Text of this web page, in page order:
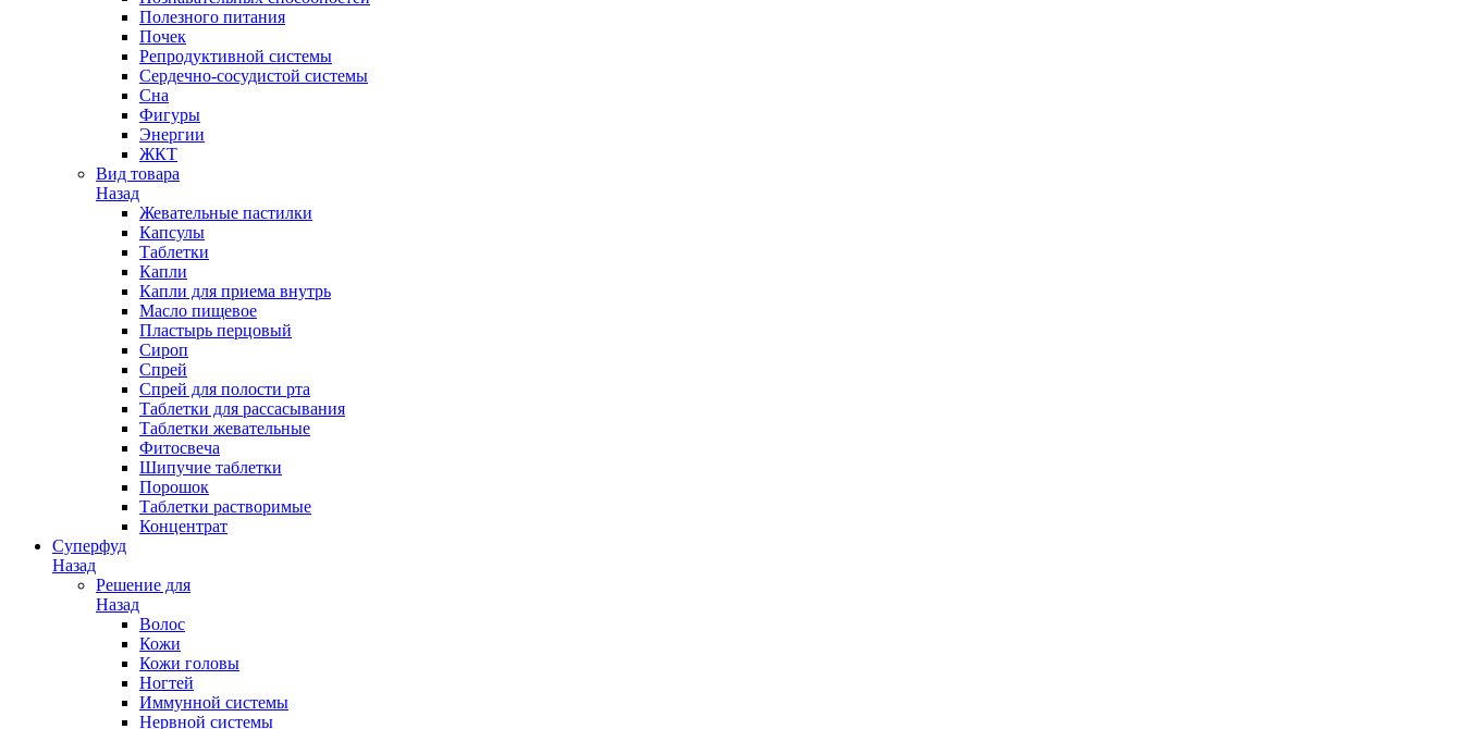
Полезного питания
Почек
Репродуктивной системы
Сердечно-сосудистой системы
Сна
Фигуры
Энергии
ЖКТ
Вид товара
Назад
Жевательные пастилки
Капсулы
Таблетки
Капли
Капли для приема внутрь
Масло пищевое
Пластырь перцовый
Сироп
Спрей
Спрей для полости рта
Таблетки для рассасывания
Таблетки жевательные
Фитосвеча
Шипучие таблетки
Порошок
Таблетки растворимые
Концентрат
Суперфуд
Назад
Решение для
Назад
Волос
Кожи
Кожи головы
Ногтей
Иммунной системы
Нервной системы